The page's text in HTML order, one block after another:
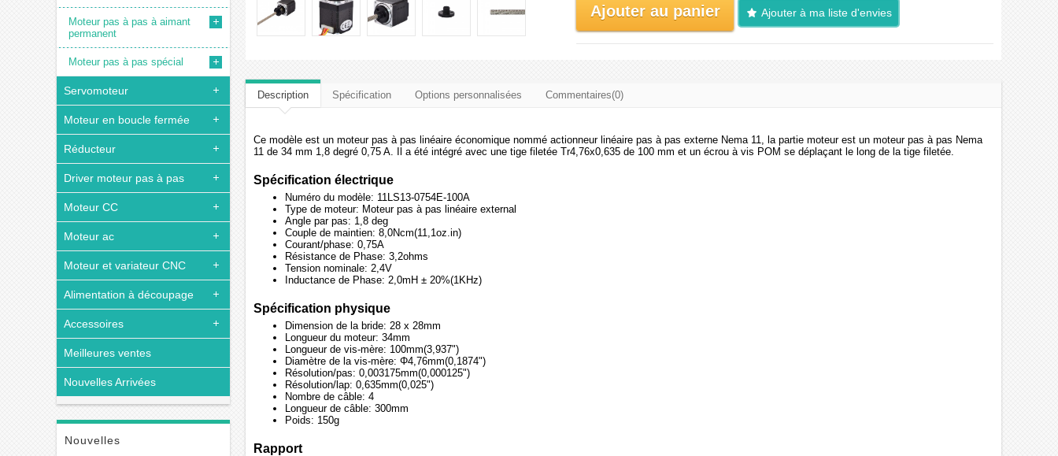
Moteur pas à pas à aimant
permanent
Moteur pas à pas spécial
Servomoteur
Moteur en boucle fermée
Réducteur
Driver moteur pas à pas
Moteur CC
Moteur ac
Moteur et variateur CNC
Alimentation à découpage
Accessoires
Meilleures ventes
Nouvelles Arrivées
Nouvelles
Ajouter au panier Ajouter à ma liste d'envies
Description Spécification Options personnalisées Commentaires(0)
Ce modèle est un moteur pas à pas linéaire économique nommé actionneur linéaire pas à pas externe Nema 11, la partie moteur est un moteur pas à pas Nema
11 de 34 mm 1,8 degré 0,75 A. Il a été intégré avec une tige filetée Tr4,76x0,635 de 100 mm et un écrou à vis POM se déplaçant le long de la tige filetée.
Spécification électrique
Numéro du modèle: 11LS13-0754E-100A
Type de moteur: Moteur pas à pas linéaire external
Angle par pas: 1,8 deg
Couple de maintien: 8,0Ncm(11,1oz.in)
Courant/phase: 0,75A
Résistance de Phase: 3,2ohms
Tension nominale: 2,4V
Inductance de Phase: 2,0mH ± 20%(1KHz)
Spécification physique
Dimension de la bride: 28 x 28mm
Longueur du moteur: 34mm
Longueur de vis-mère: 100mm(3,937")
Diamètre de la vis-mère: Φ4,76mm(0,1874")
Résolution/pas: 0,003175mm(0,000125")
Résolution/lap: 0,635mm(0,025")
Nombre de câble: 4
Longueur de câble: 300mm
Poids: 150g
Rapport